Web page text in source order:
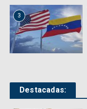
3
Destacadas: